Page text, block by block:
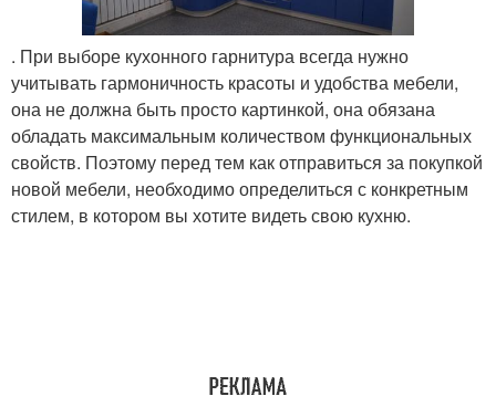
. При выборе кухонного гарнитура всегда нужно
учитывать гармоничность красоты и удобства мебели,
она не должна быть просто картинкой, она обязана
обладать максимальным количеством функциональных
свойств. Поэтому перед тем как отправиться за покупкой
новой мебели, необходимо определиться с конкретным
стилем, в котором вы хотите видеть свою кухню.